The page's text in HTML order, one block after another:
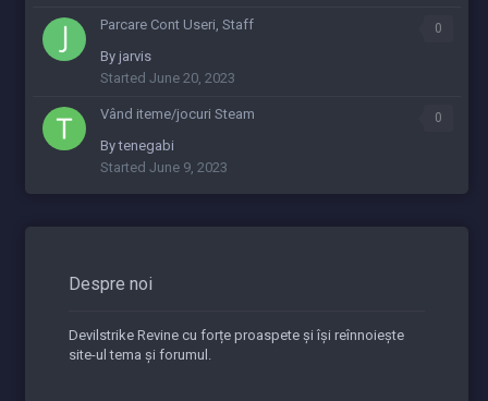
0
Parcare Cont Useri, Staff
By jarvis
Started June 20, 2023
0
Vând iteme/jocuri Steam
Bytenegabi
Started June 9, 2023
Despre noi
Devilstrike Revine cu forțe proaspete și își reînnoiește
site-ul tema și forumul.